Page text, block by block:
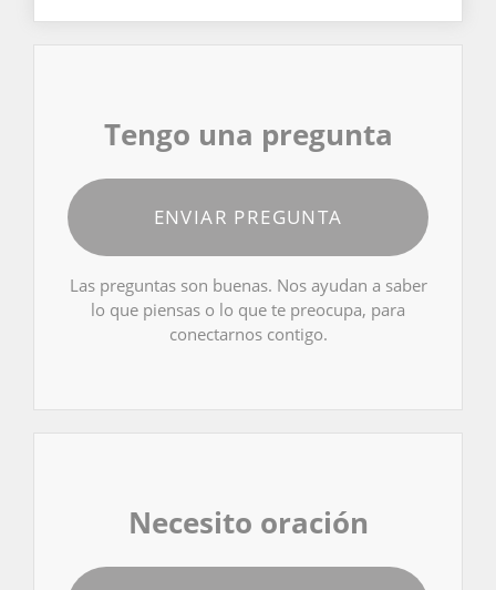
Tengo una pregunta
ENVIAR PREGUNTA
Las preguntas son buenas. Nos ayudan a saber
lo que piensas o lo que te preocupa, para
conectarnos contigo.
Necesito oración